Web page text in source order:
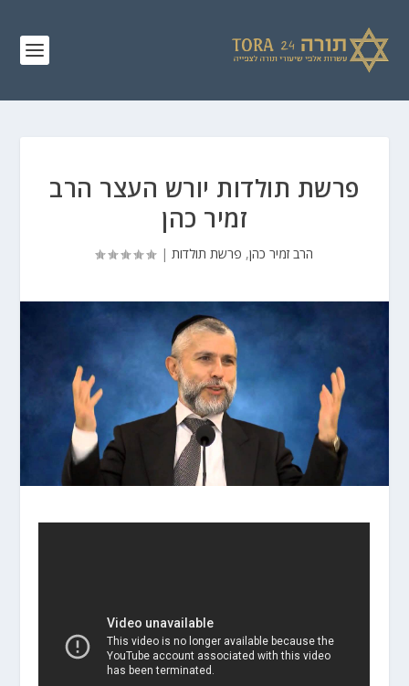
פרשת תולדות יורש העצר הרב
זמיר כהן
הרב זמיר כהן, פרשת תולדות |